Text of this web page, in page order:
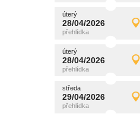
úterý
28/04/2026
úterý
28/04/2026 Detail
úterý
28/04/2026
úterý
28/04/2026 Detail
středa
29/04/2026
středa
29/04/2026 Detail